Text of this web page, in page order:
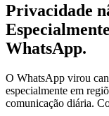
Privacidade
WhatsApp.
O WhatsApp virou
especialmente em
comunicação diária.